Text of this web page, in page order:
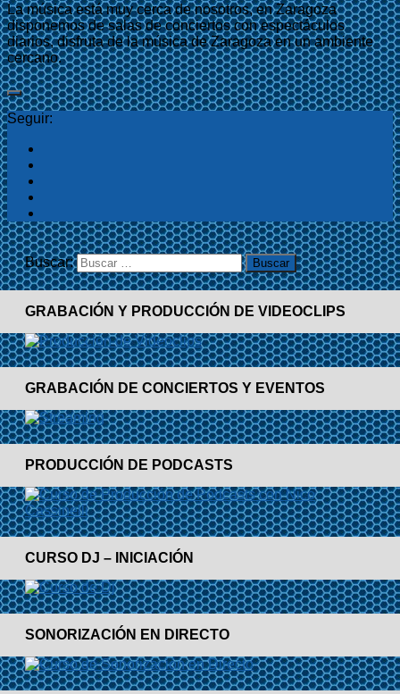
La música está muy cerca de nosotros, en Zaragoza
disponemos de salas de conciertos con espectáculos
diarios, disfruta de la música de Zaragoza en un ambiente
cercano.
Seguir:
Buscar:
GRABACIÓN Y PRODUCCIÓN DE VIDEOCLIPS
GRABACIÓN DE CONCIERTOS Y EVENTOS
PRODUCCIÓN DE PODCASTS
CURSO DJ – INICIACIÓN
SONORIZACIÓN EN DIRECTO